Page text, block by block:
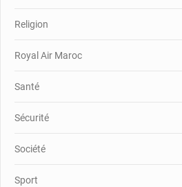
Religion
Royal Air Maroc
Santé
Sécurité
Société
Sport